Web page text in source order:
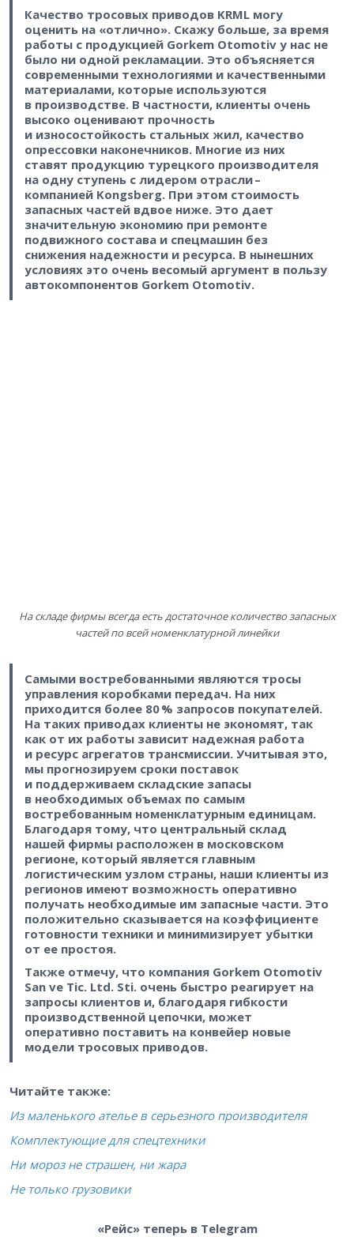
Качество тросовых приводов KRML могу
оценить на «отлично». Скажу больше, за время
работы с продукцией Gorkem Otomotiv у нас не
было ни одной рекламации. Это объясняется
современными технологиями и качественными
материалами, которые используются
в производстве. В частности, клиенты очень
высоко оценивают прочность
и износостойкость стальных жил, качество
опрессовки наконечников. Многие из них
ставят продукцию турецкого производителя
на одну ступень с лидером отрасли – ​
компанией Kongsberg. При этом стоимость
запасных частей вдвое ниже. Это дает
значительную экономию при ремонте
подвижного состава и спецмашин без
снижения надежности и ресурса. В нынешних
условиях это очень весомый аргумент в пользу
автокомпонентов Gorkem Otomotiv.
На складе фирмы всегда есть достаточное количество запасных
частей по всей номенклатурной линейки
Самыми востребованными являются тросы
управления коробками передач. На них
приходится более 80 % запросов покупателей.
На таких приводах клиенты не экономят, так
как от их работы зависит надежная работа
и ресурс агрегатов трансмиссии. Учитывая это,
мы прогнозируем сроки поставок
и поддерживаем складские запасы
в необходимых объемах по самым
востребованным номенклатурным единицам.
Благодаря тому, что центральный склад
нашей фирмы расположен в московском
регионе, который является главным
логистическим узлом страны, наши клиенты из
регионов имеют возможность оперативно
получать необходимые им запасные части. Это
положительно сказывается на коэффициенте
готовности техники и минимизирует убытки
от ее простоя.
Также отмечу, что компания Gorkem Otomotiv
San ve Tic. Ltd. Sti. очень быстро реагирует на
запросы клиентов и, благодаря гибкости
производственной цепочки, может
оперативно поставить на конвейер новые
модели тросовых приводов.
Читайте также:
Из маленького ателье в серьезного производителя
Комплектующие для спецтехники
Ни мороз не страшен, ни жара
Не только грузовики
«Рейс» теперь в Telegram